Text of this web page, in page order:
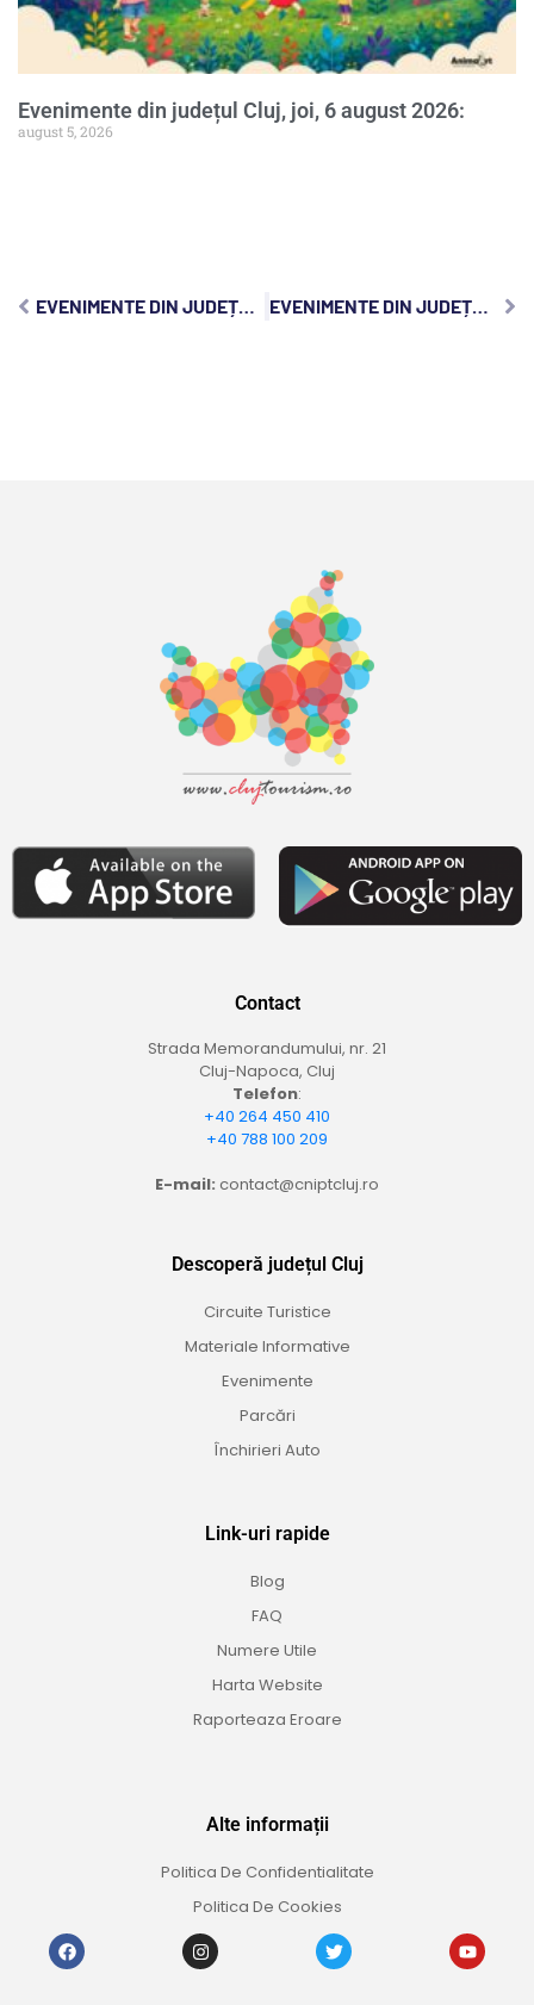
Evenimente din județul Cluj, joi, 6 august 2026:
august 5, 2026
EVENIMENTE DIN JUDEȚUL CLUJ, MARȚI, 13 FEBRUARIE 2024: EVENIMENTE DIN JUDEȚUL CLUJ, JOI, 15 FEBRUARIE 2024:
Contact
Strada Memorandumului, nr. 21
Cluj-Napoca, Cluj
Telefon:
+40 264 450 410
+40 788 100 209
E-mail: contact@cniptcluj.ro
Descoperă județul Cluj
Circuite Turistice
Materiale Informative
Evenimente
Parcări
Închirieri Auto
Link-uri rapide
Blog
FAQ
Numere Utile
Harta Website
Raporteaza Eroare
Alte informații
Politica De Confidentialitate
Politica De Cookies